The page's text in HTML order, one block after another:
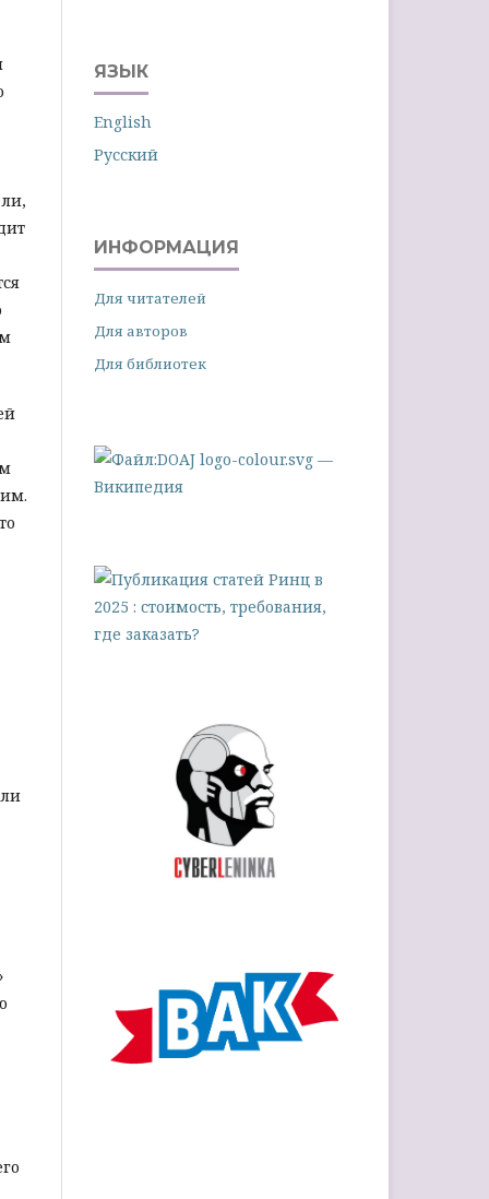
ЯЗЫК
English
Русский
ИНФОРМАЦИЯ
Для читателей
Для авторов
Для библиотек